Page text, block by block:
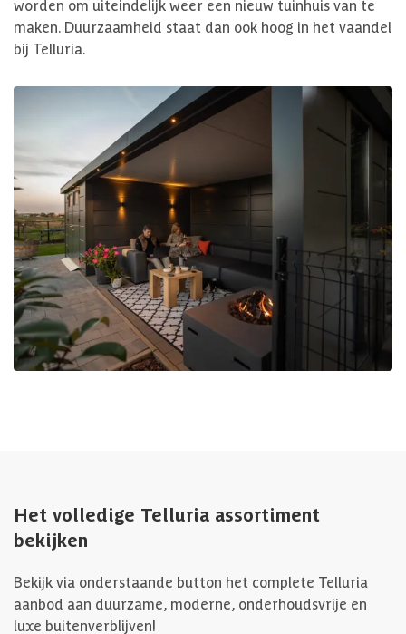
worden om uiteindelijk weer een nieuw tuinhuis van te
maken. Duurzaamheid staat dan ook hoog in het vaandel
bij Telluria.
Het volledige Telluria assortiment
bekijken
Bekijk via onderstaande button het complete Telluria
aanbod aan duurzame, moderne, onderhoudsvrije en
luxe buitenverblijven!